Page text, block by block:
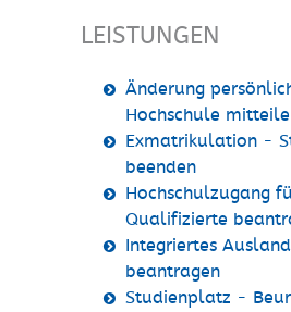
LEISTUNGEN
Änderung
Hochschule
Exmatrikulation -
beenden
Hochschulzugang
Qualifizierte
Integriertes
beantragen
Studienplatz -